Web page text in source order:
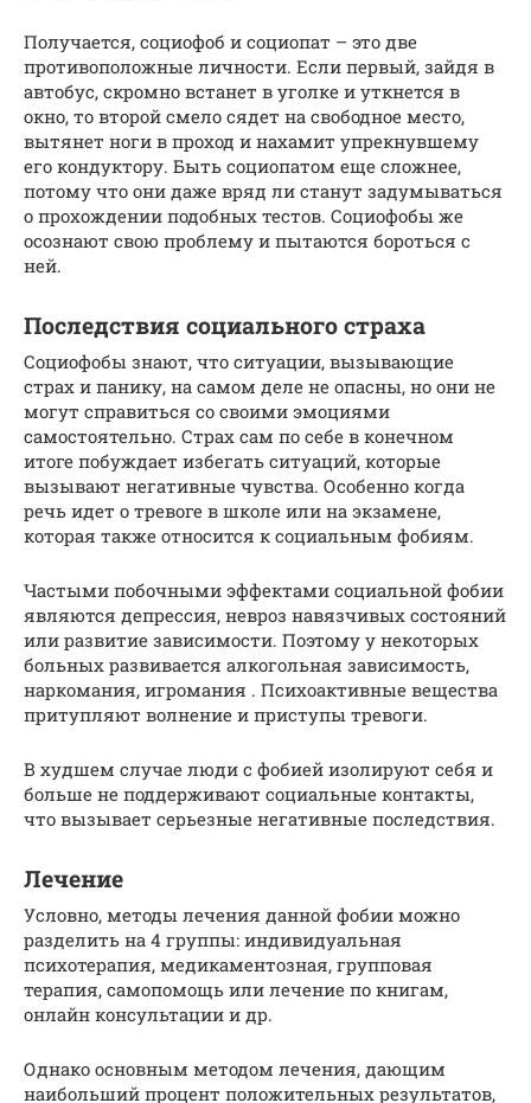
Получается, социофоб и социопат – это две
противоположные личности. Если первый, зайдя в
автобус, скромно встанет в уголке и уткнется в
окно, то второй смело сядет на свободное место,
вытянет ноги в проход и нахамит упрекнувшему
его кондуктору. Быть социопатом еще сложнее,
потому что они даже вряд ли станут задумываться
о прохождении подобных тестов. Социофобы же
осознают свою проблему и пытаются бороться с
ней.
Последствия социального страха
Социофобы знают, что ситуации, вызывающие
страх и панику, на самом деле не опасны, но они не
могут справиться со своими эмоциями
самостоятельно. Страх сам по себе в конечном
итоге побуждает избегать ситуаций, которые
вызывают негативные чувства. Особенно когда
речь идет о тревоге в школе или на экзамене,
которая также относится к социальным фобиям.
Частыми побочными эффектами социальной фобии
являются депрессия, невроз навязчивых состояний
или развитие зависимости. Поэтому у некоторых
больных развивается алкогольная зависимость,
наркомания, игромания . Психоактивные вещества
притупляют волнение и приступы тревоги.
В худшем случае люди с фобией изолируют себя и
больше не поддерживают социальные контакты,
что вызывает серьезные негативные последствия.
Лечение
Условно, методы лечения данной фобии можно
разделить на 4 группы: индивидуальная
психотерапия, медикаментозная, групповая
терапия, самопомощь или лечение по книгам,
онлайн консультации и др.
Однако основным методом лечения, дающим
наибольший процент положительных результатов,